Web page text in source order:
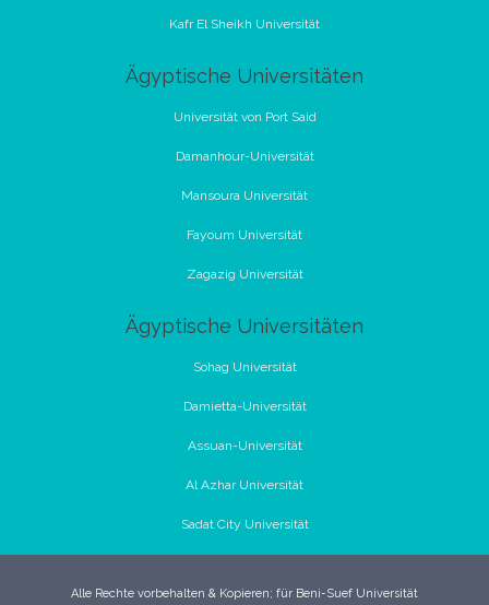
Kafr El Sheikh Universität
Ägyptische Universitäten
Universität von Port Said
Damanhour-Universität
Mansoura Universität
Fayoum Universität
Zagazig Universität
Ägyptische Universitäten
Sohag Universität
Damietta-Universität
Assuan-Universität
Al Azhar Universität
Sadat City Universität
Alle Rechte vorbehalten & Kopieren; für Beni-Suef Universität